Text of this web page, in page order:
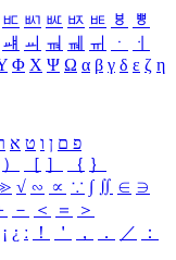
ㅳ ㅴ ㅵ ㅶ ㅷ ㅸ
ㅹ
ㆈ ㆉ ㆊ ㆋ ㆌ ㆍ
ㆎ
Φ Χ Ψ Ω α β γ δ ε ζ η
פ ם ן ו ט א
） ［ ］ ｛ ｝
√ ∽ ∝ ∵ ∫ ∬ ∈ ∋
－ ＜ ＝
＞
¡ ¿ ː ！ ＇ ， ． ／
：